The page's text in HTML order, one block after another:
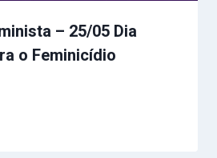
– 25/05 Dia
o Feminicídio